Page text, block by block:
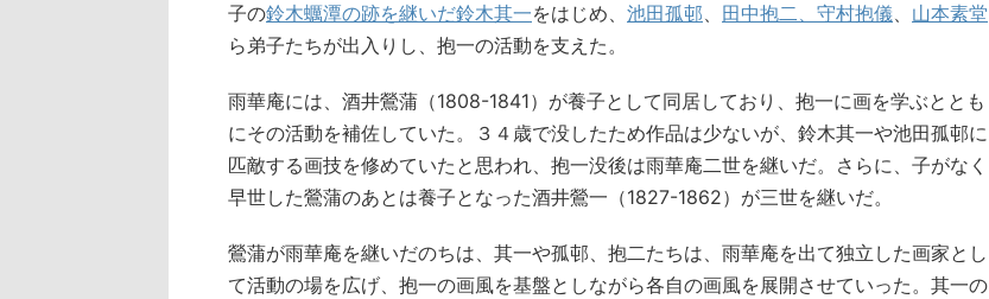
子の鈴木蠣潭の跡を継いだ鈴木其一をはじめ、 池田孤邨、 田中抱二、守村抱儀、 山本素堂
ら弟子たちが出入りし、抱一の活動を支えた。
雨華庵には、酒井鶯蒲（1808-1841）が養子として同居しており、抱一に画を学ぶととも
にその活動を補佐していた。３４歳で没したため作品は少ないが、鈴木其一や池田孤邨に
匹敵する画技を修めていたと思われ、抱一没後は雨華庵二世を継いだ。さらに、子がなく
早世した鶯蒲のあとは養子となった酒井鶯一（1827-1862）が三世を継いだ。
鶯蒲が雨華庵を継いだのちは、其一や孤邨、抱二たちは、雨華庵を出て独立した画家とし
て活動の場を広げ、抱一の画風を基盤としながら各自の画風を展開させていった。其一の